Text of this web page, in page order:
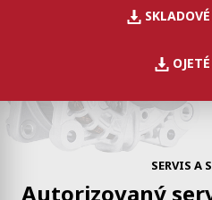
SERVIS A
Autorizovaný